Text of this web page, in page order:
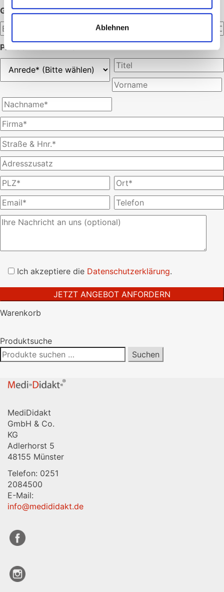
Ablehnen
GEWÜNSCHTE MENGE:
PERSÖNLICHE ANGABEN:
lasse
leer.
Ich akzeptiere die Datenschutzerklärung.
Warenkorb
Produktsuche
Suchen
nach:
Suchen
MediDidakt
GmbH & Co.
KG
Adlerhorst 5
48155 Münster
Telefon: 0251
2084500
E-Mail:
info@medididakt.de